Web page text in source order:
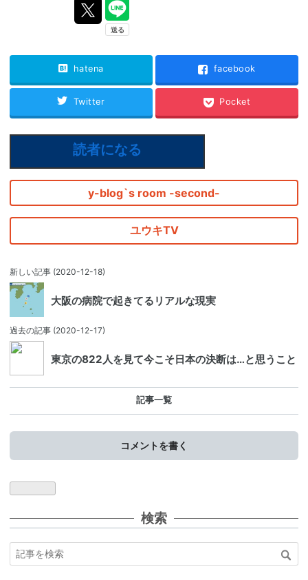
hatena facebook
Twitter Pocket
読者になる
y-blog`s room -second-
ユウキTV
新しい記事 (2020-12-18)
大阪の病院で起きてるリアルな現実
過去の記事 (2020-12-17)
東京の822人を見て今こそ日本の決断は…と思うこと
記事一覧
コメントを書く
検索